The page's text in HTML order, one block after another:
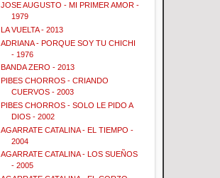
JOSE AUGUSTO - MI PRIMER AMOR -
1979
LA VUELTA - 2013
ADRIANA - PORQUE SOY TU CHICHI
- 1976
BANDA ZERO - 2013
PIBES CHORROS - CRIANDO
CUERVOS - 2003
PIBES CHORROS - SOLO LE PIDO A
DIOS - 2002
AGARRATE CATALINA - EL TIEMPO -
2004
AGARRATE CATALINA - LOS SUEÑOS
- 2005